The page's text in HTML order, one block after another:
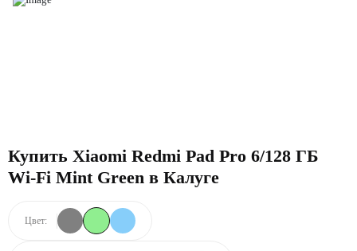
Купить Xiaomi Redmi Pad Pro 6/128 ГБ
Wi-Fi Mint Green в Калуге
Цвет: